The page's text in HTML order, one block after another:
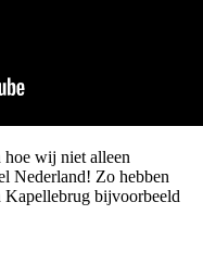
hoe wij niet alleen
Nederland! Zo hebben
bijvoorbeeld